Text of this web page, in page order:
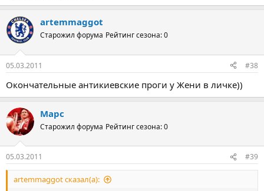
artemmaggot
Старожил форума Рейтинг сезона: 0
05.03.2011 #38
Окончательные антикиевские проги у Жени в личке))
Марс
Старожил форума Рейтинг сезона: 0
05.03.2011 #39
artemmaggot сказал(а):